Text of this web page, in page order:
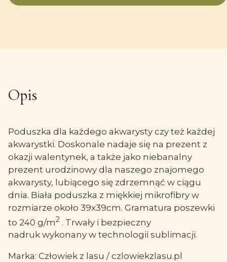
Opis
Poduszka dla każdego akwarysty czy też każdej
akwarystki. Doskonale nadaje się na prezent z
okazji walentynek, a także jako niebanalny
prezent urodzinowy dla naszego znajomego
akwarysty, lubiącego się zdrzemnąć w ciągu
dnia. Biała poduszka z miękkiej mikrofibry w
rozmiarze około 39x39cm. Gramatura poszewki
to 240 g/m2 . Trwały i bezpieczny
nadruk wykonany w technologii sublimacji.
Marka: Człowiek z lasu / czlowiekzlasu.pl